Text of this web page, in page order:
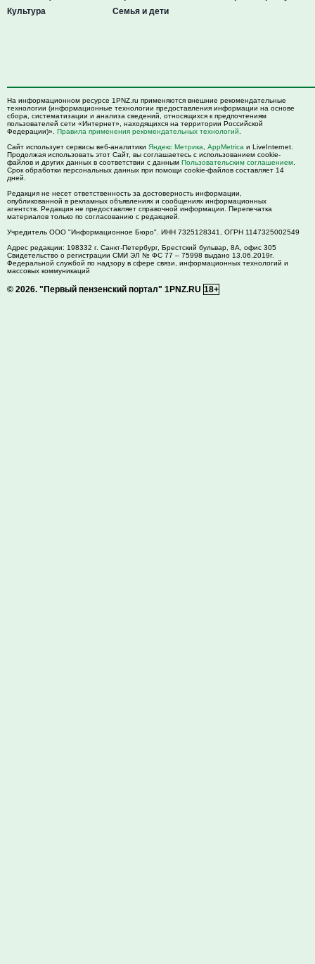
Культура
Семья и дети
На информационном ресурсе 1PNZ.ru применяются внешние рекомендательные
технологии (информационные технологии предоставления информации на основе
сбора, систематизации и анализа сведений, относящихся к предпочтениям
пользователей сети «Интернет», находящихся на территории Российской
Федерации)». Правила применения рекомендательных технологий
Сайт использует сервисы веб-аналитики Яндекс Метрика AppMetrica и LiveInternet.
Продолжая использовать этот Сайт, вы соглашаетесь с использованием cookie-
файлов и других данных в соответствии с данным Пользовательским соглашением
Срок обработки персональных данных при помощи cookie-файлов составляет 14
дней.
Редакция не несет ответственность за достоверность информации,
опубликованной в рекламных объявлениях и сообщениях информационных
агентств. Редакция не предоставляет справочной информации. Перепечатка
материалов только по согласованию с редакцией.
Учредитель ООО "Информационное Бюро". ИНН 7325128341, ОГРН 1147325002549
Адрес редакции: 198332 г. Санкт-Петербург, Брестский бульвар, 8А, офис 305
Свидетельство о регистрации СМИ ЭЛ № ФС 77 – 75998 выдано 13.06.2019г.
Федеральной службой по надзору в сфере связи, информационных технологий и
массовых коммуникаций
© 2026. "Первый пензенский портал" 1PNZ.RU 18+